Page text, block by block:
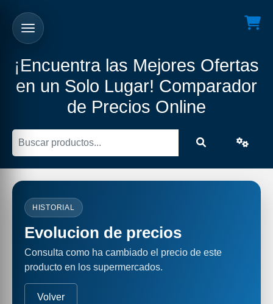
¡Encuentra las Mejores Ofertas
en un Solo Lugar! Comparador
de Precios Online
HISTORIAL
Evolucion de precios
Consulta como ha cambiado el precio de este
producto en los supermercados.
Volver